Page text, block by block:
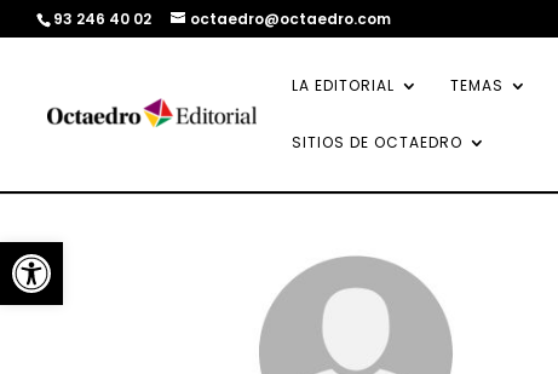
Abrir barra de herramientas
93 246 40 02 octaedro@octaedro.com
LA EDITORIAL TEMAS
SITIOS DE OCTAEDRO